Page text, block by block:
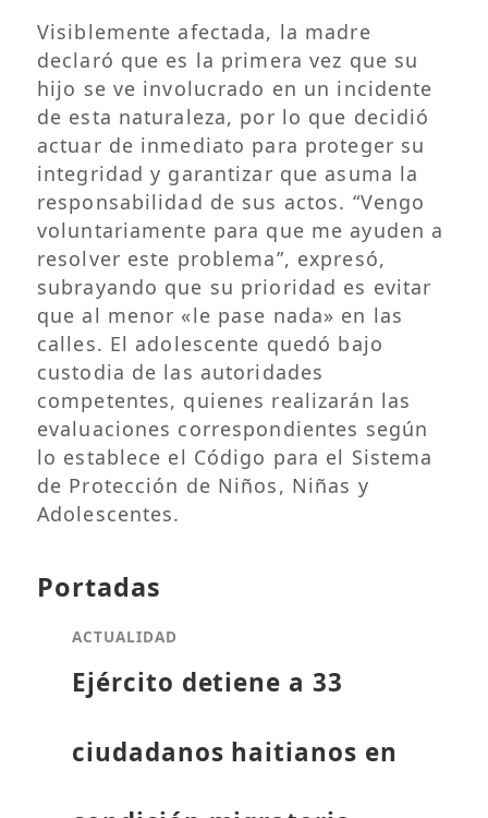
Visiblemente afectada, la madre
declaró que es la primera vez que su
hijo se ve involucrado en un incidente
de esta naturaleza, por lo que decidió
actuar de inmediato para proteger su
integridad y garantizar que asuma la
responsabilidad de sus actos. “Vengo
voluntariamente para que me ayuden a
resolver este problema”, expresó,
subrayando que su prioridad es evitar
que al menor «le pase nada» en las
calles. El adolescente quedó bajo
custodia de las autoridades
competentes, quienes realizarán las
evaluaciones correspondientes según
lo establece el Código para el Sistema
de Protección de Niños, Niñas y
Adolescentes.
Portadas
ACTUALIDAD
Ejército detiene a 33
ciudadanos haitianos en